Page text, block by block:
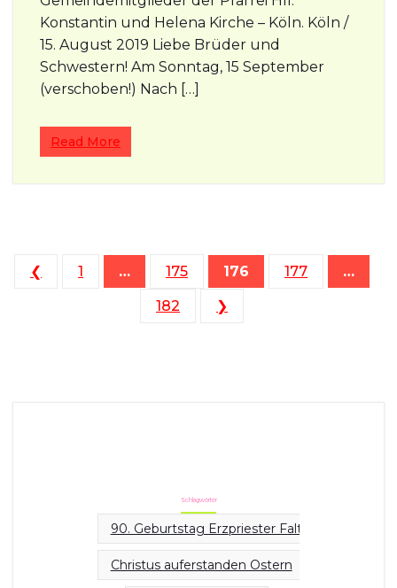
Konstantin und Helena Kirche – Köln. Köln /
15. August 2019 Liebe Brüder und
Schwestern! Am Sonntag, 15 September
(verschoben!) Nach […]
Read More
Seitennummerierung der
❮ 1 … 175 176 177 …
182 ❯
Schlagwörter
90. Geburtstag Erzpriester Faltermayer
Christus auferstanden Ostern